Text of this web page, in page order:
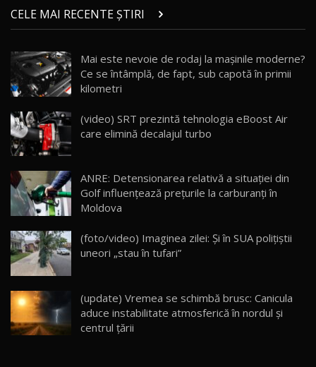
chinez care face lumea să se întoarcă după el
/ AutoBlog.MD
17:27
15 14:37
16
AutoBlogMD
13:10
17 20:06
30:08
AutoBlog.MD
23:36
20
Noul ZEEKR 7X / Test Drive AutoBlog.MD
29:08
CELE MAI RECENTE ȘTIRI
Mai este nevoie de rodaj la mașinile moderne?
Ce se întâmplă, de fapt, sub capotă în primii
kilometri
(video) SRT prezintă tehnologia eBoost Air
care elimină decalajul turbo
ANRE: Detensionarea relativă a situației din
Golf influențează prețurile la carburanți în
Moldova
(foto/video) Imaginea zilei: Și în SUA polițiștii
uneori „stau în tufari”
(update) Vremea se schimbă brusc: Canicula
aduce instabilitate atmosferică în nordul și
centrul țării